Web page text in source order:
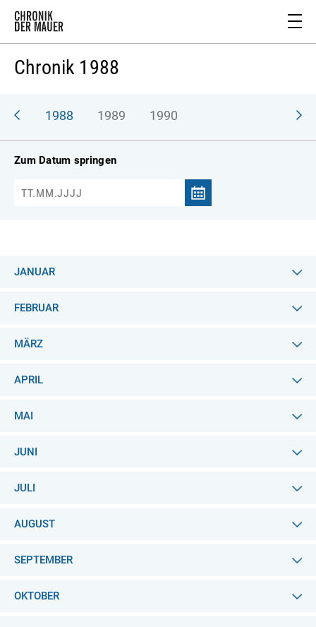
Chronik 1988
1988 1989 1990
Zum Datum springen
JANUAR
FEBRUAR
MÄRZ
APRIL
MAI
JUNI
JULI
AUGUST
SEPTEMBER
OKTOBER